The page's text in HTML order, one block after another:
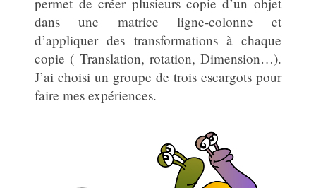
dans une matrice ligne-colonne et
d’appliquer des transformations à chaque
copie ( Translation, rotation, Dimension…).
J’ai choisi un groupe de trois escargots pour
faire mes expériences.